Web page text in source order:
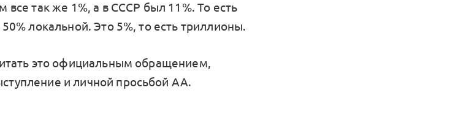
все так же 1%, а в СССР был 11%. То есть
локальной. Это 5%, то есть триллионы.
это официальным обращением,
и личной просьбой АА.